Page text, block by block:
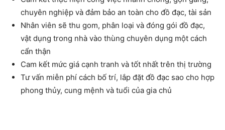
chuyên nghiệp và đảm bảo an toàn cho đồ đạc, tài sản
Nhân viên sẽ thu gom, phân loại và đóng gói đồ đạc,
vật dụng trong nhà vào thùng chuyên dụng một cách
cẩn thận
Cam kết mức giá cạnh tranh và tốt nhất trên thị trường
Tư vấn miễn phí cách bố trí, lắp đặt đồ đạc sao cho hợp
phong thủy, cung mệnh và tuổi của gia chủ